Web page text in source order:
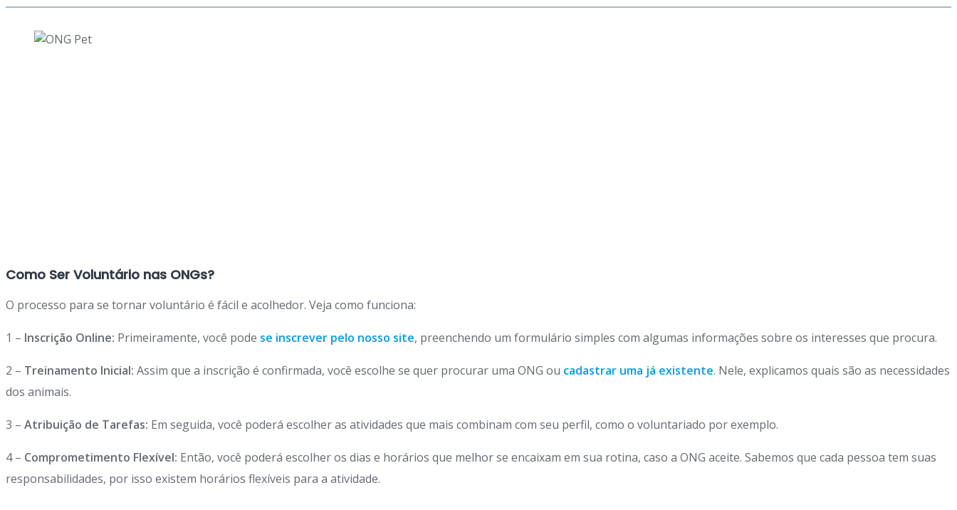
Como Ser Voluntário nas ONGs?
O processo para se tornar voluntário é fácil e acolhedor. Veja como funciona:
1 – Inscrição Online: Primeiramente, você pode se inscrever pelo nosso site, preenchendo um formulário simples com algumas informações sobre os interesses que procura.
2 – Treinamento Inicial: Assim que a inscrição é confirmada, você escolhe se quer procurar uma ONG ou cadastrar uma já existente. Nele, explicamos quais são as necessidades
dos animais.
3 – Atribuição de Tarefas: Em seguida, você poderá escolher as atividades que mais combinam com seu perfil, como o voluntariado por exemplo.
4 – Comprometimento Flexível: Então, você poderá escolher os dias e horários que melhor se encaixam em sua rotina, caso a ONG aceite. Sabemos que cada pessoa tem suas
responsabilidades, por isso existem horários flexíveis para a atividade.